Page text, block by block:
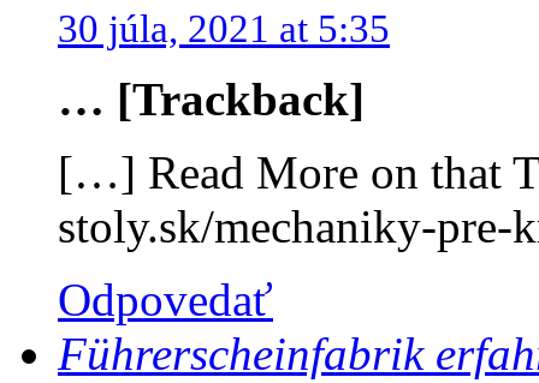
30 júla, 2021 at 5:35
… [Trackback]
[…] Read More on that
stoly.sk/mechaniky-
Odpovedať
Führerscheinfabrik